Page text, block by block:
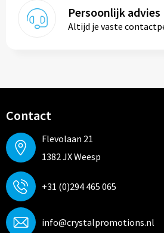
Persoonlijk advies
Altijd je vaste
Contact
Flevolaan 21
1382 JX Weesp
+31 (0)294 465 065
info@crystalpromotions.nl